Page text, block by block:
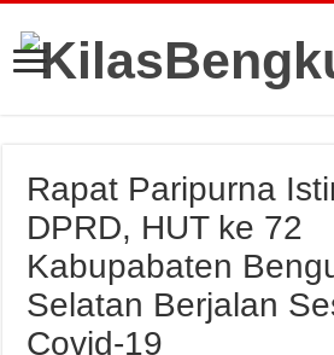
Rapat Paripurna
DPRD, HUT ke 72
Kabupabaten
Selatan Berjalan
Covid-19